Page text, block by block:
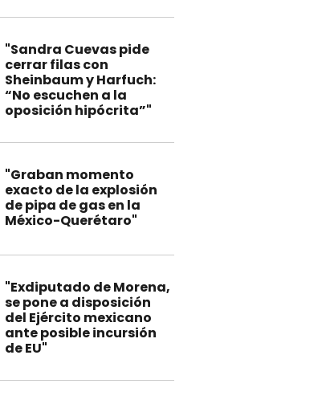
"Sandra Cuevas pide
cerrar filas con
Sheinbaum y Harfuch:
“No escuchen a la
oposición hipócrita”"
"Graban momento
exacto de la explosión
de pipa de gas en la
México-Querétaro"
"Exdiputado de Morena,
se pone a disposición
del Ejército mexicano
ante posible incursión
de EU"